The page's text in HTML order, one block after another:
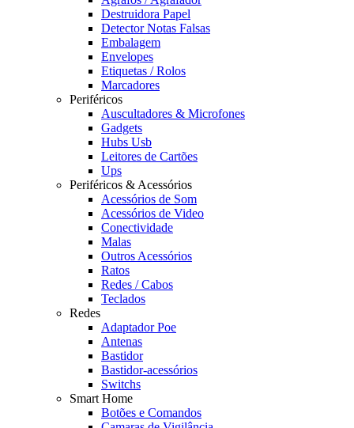
Destruidora Papel
Detector Notas Falsas
Embalagem
Envelopes
Etiquetas / Rolos
Marcadores
Periféricos
Auscultadores & Microfones
Gadgets
Hubs Usb
Leitores de Cartões
Ups
Periféricos & Acessórios
Acessórios de Som
Acessórios de Video
Conectividade
Malas
Outros Acessórios
Ratos
Redes / Cabos
Teclados
Redes
Adaptador Poe
Antenas
Bastidor
Bastidor-acessórios
Switchs
Smart Home
Botões e Comandos